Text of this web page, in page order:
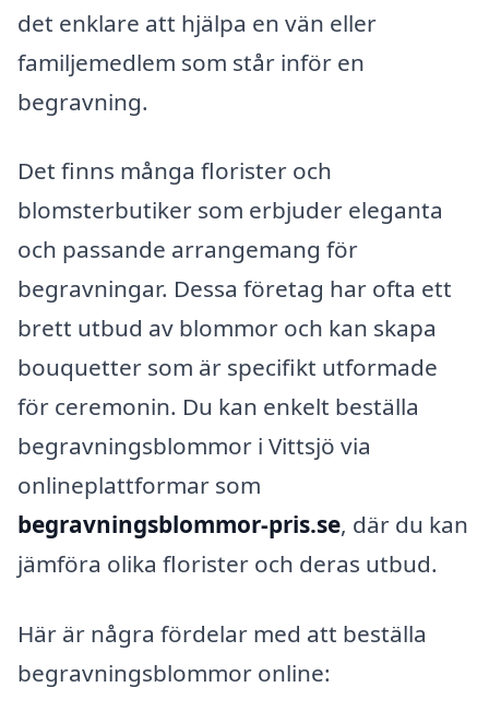
det enklare att hjälpa en vän eller
familjemedlem som står inför en
begravning.
Det finns många florister och
blomsterbutiker som erbjuder eleganta
och passande arrangemang för
begravningar. Dessa företag har ofta ett
brett utbud av blommor och kan skapa
bouquetter som är specifikt utformade
för ceremonin. Du kan enkelt beställa
begravningsblommor i Vittsjö via
onlineplattformar som
begravningsblommor-pris.se, där du kan
jämföra olika florister och deras utbud.
Här är några fördelar med att beställa
begravningsblommor online: